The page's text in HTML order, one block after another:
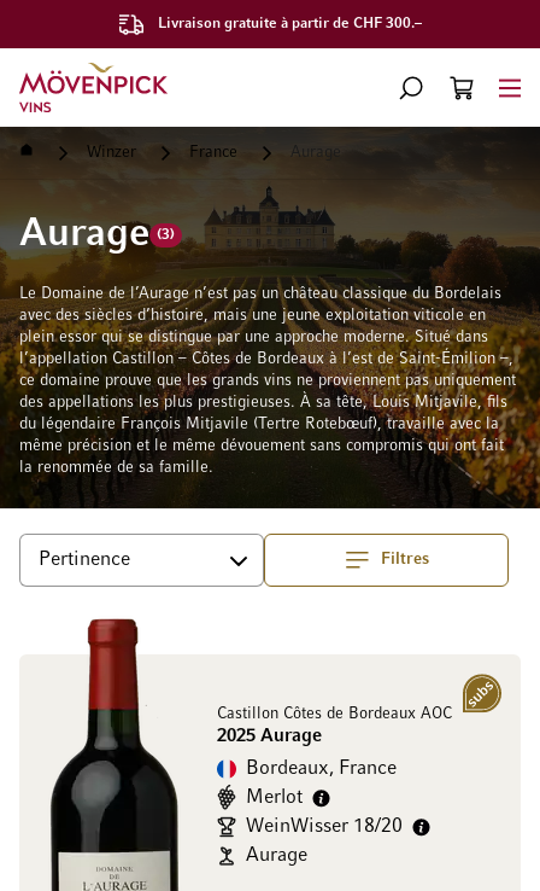
Livraison gratuite à partir de CHF 300.–
Aller à la page d'accueil
CHERCHERPANIER
Accueil Winzer France Aurage
Aurage (3)
Le Domaine de l’Aurage n’est pas un château classique du Bordelais
avec des siècles d’histoire, mais une jeune exploitation viticole en
plein essor qui se distingue par une approche moderne. Situé dans
l’appellation Castillon – Côtes de Bordeaux à l’est de Saint-Émilion –,
ce domaine prouve que les grands vins ne proviennent pas uniquement
des appellations les plus prestigieuses. À sa tête, Louis Mitjavile, fils
du légendaire François Mitjavile (Tertre Rotebœuf), travaille avec la
même précision et le même dévouement sans compromis qui ont fait
la renommée de sa famille.
Filtres
Trier parhaut
Castillon Côtes de Bordeaux AOC
2025 Aurage
Abonnement
Bordeaux, France
Merlot
WeinWisser 18/20
Aurage